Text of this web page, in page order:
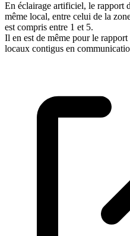
En éclairage artificiel, le rapport
même local, entre celui de la
est compris entre 1 et 5.
Il en est de même pour le
locaux contigus en